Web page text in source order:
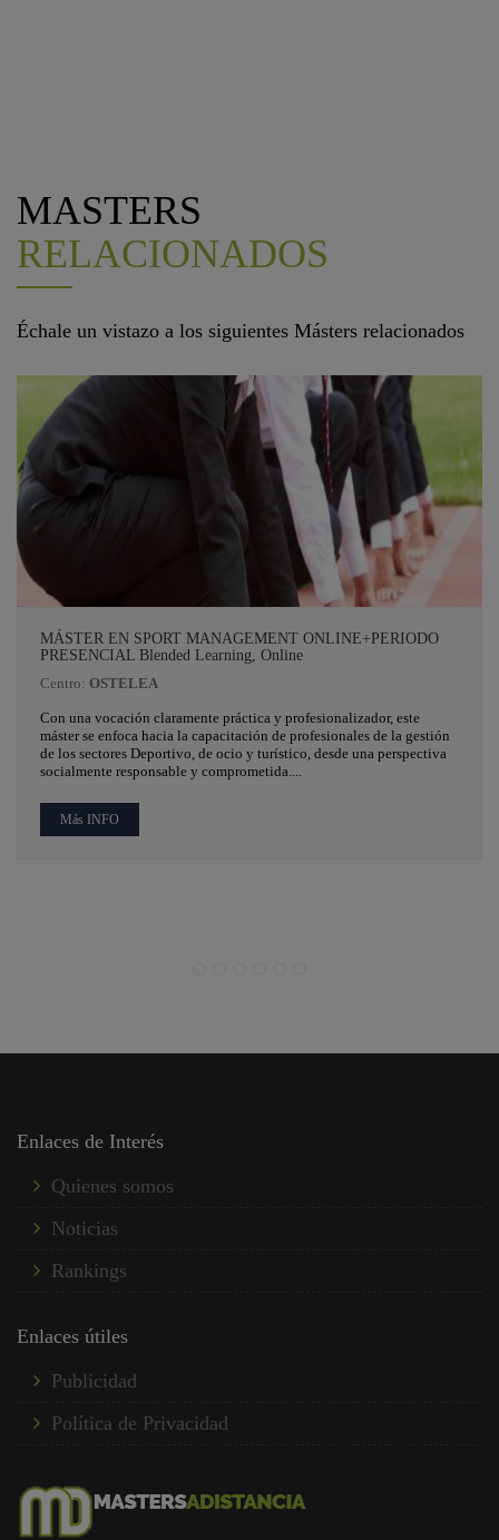
MASTERS
RELACIONADOS
Échale un vistazo a los siguientes Másters relacionados
MÁSTER EN SPORT MANAGEMENT ONLINE+PERIODO
PRESENCIAL Blended Learning, Online
Centro: OSTELEA
Con una vocación claramente práctica y profesionalizador, este
máster se enfoca hacia la capacitación de profesionales de la gestión
de los sectores Deportivo, de ocio y turístico, desde una perspectiva
socialmente responsable y comprometida....
Más INFO
Enlaces de Interés
Quienes somos
Noticias
Rankings
Enlaces útiles
Publicidad
Política de Privacidad